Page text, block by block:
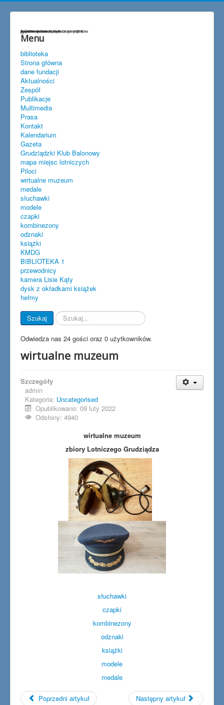
życzenia
Przedwojenna lokalizacja lotniska
gen.Hermaszewski w Lisich Kątach
szybownictwo
baloniarstwo
goście w Lisich Kątach
Spitfire w Lisich Kątach maj 2018
Menu
biblioteka
Strona główna
dane fundacji
Aktualności
Zespół
Publikacje
Multimedia
Prasa
Kontakt
Kalendarium
Gazeta
Grudziądzki Klub Balonowy
mapa miejsc lotniczych
Piloci
wirtualne muzeum
medale
słuchawki
modele
czapki
kombinezony
odznaki
książki
KMDG
BIBLIOTEKA 1
przewodnicy
kamera Lisie Kąty
dysk z okładkami książek
hełmy
Szukaj Szukaj...
Odwiedza nas 24 gości oraz 0 użytkowników.
wirtualne muzeum
Szczegóły
admin
Kategoria: Uncategorised
Opublikowano: 09 luty 2022
Odsłony: 4940
wirtualne muzeum
zbiory Lotniczego Grudziądza
słuchawki
czapki
kombinezony
odznaki
książki
modele
medale
Poprzedni artykuł Następny artykuł